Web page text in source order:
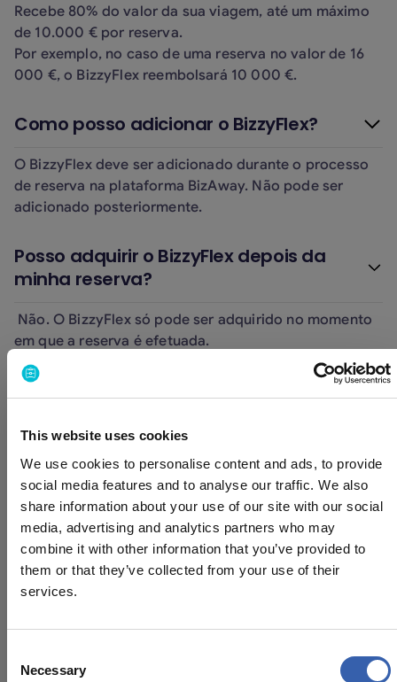
This website uses cookies
We use cookies to personalise content and ads, to provide
social media features and to analyse our traffic. We also
share information about your use of our site with our social
media, advertising and analytics partners who may
combine it with other information that you’ve provided to
them or that they’ve collected from your use of their
services.
Selection
Necessary
Recebe 80% do valor da sua viagem, até um máximo
de 10.000 € por reserva.
Por exemplo, no caso de uma reserva no valor de 16
000 €, o BizzyFlex reembolsará 10 000 €.
Como posso adicionar o BizzyFlex?
O BizzyFlex deve ser adicionado durante o processo
de reserva na plataforma BizAway. Não pode ser
adicionado posteriormente.
Posso adquirir o BizzyFlex depois da
minha reserva?
Não. O BizzyFlex só pode ser adquirido no momento
em que a reserva é efetuada.
Preciso de apresentar documentos
qualquer motivo. Não é necessária documentação.
Quanto tempo demora o reembolso?
Os reembolsos são normalmente processados no
prazo de 3 dias após o cancelamento (desde que a
devido será reembolsado para a Carteira associada